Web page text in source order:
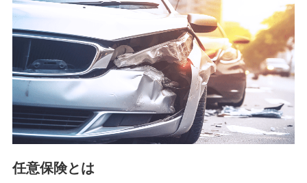
【共同して利用される利用データの項目】
当社又は株式会社NTTドコモがサービス提供等を通じて取得
した、以下の情報などの個人データ
基本情報
氏名、電話番号、メールアドレス、お客さまの識別子、
属性、連絡先、dポイントサービスのご利用に関する情
報。例として、dポイントカード番号、性別、年齢、家族
構成、住所、dポイント残高、dポイント利用履歴などが
含まれます。
当社又は株式会社NTTドコモが提供する各種サービスな
任意保険とは